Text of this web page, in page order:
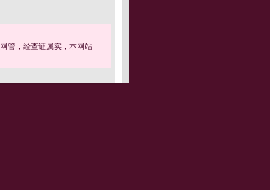
管，经查证属实，本网站